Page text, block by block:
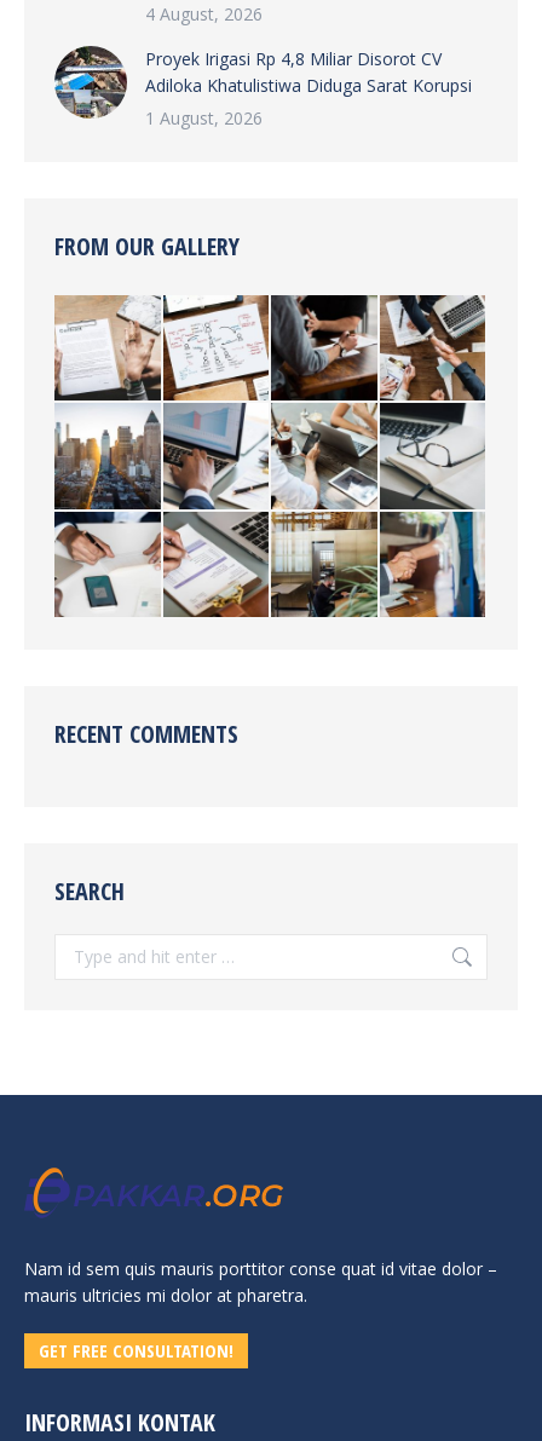
4 August, 2026
Proyek Irigasi Rp 4,8 Miliar Disorot CV
Adiloka Khatulistiwa Diduga Sarat Korupsi
1 August, 2026
FROM OUR GALLERY
RECENT COMMENTS
SEARCH
Search:
Nam id sem quis mauris porttitor conse quat id vitae dolor –
mauris ultricies mi dolor at pharetra.
GET FREE CONSULTATION!
INFORMASI KONTAK